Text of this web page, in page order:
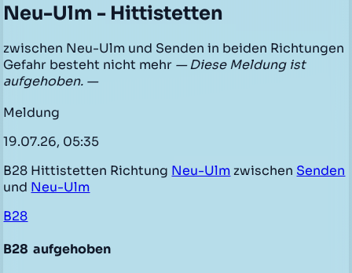
Neu-Ulm - Hittistetten
zwischen Neu-Ulm und Senden in beiden Richtungen
Gefahr besteht nicht mehr — Diese Meldung ist
aufgehoben. —
Meldung
19.07.26, 05:35
B28 Hittistetten Richtung Neu-Ulm zwischen Senden
und Neu-Ulm
B28
B28 aufgehoben